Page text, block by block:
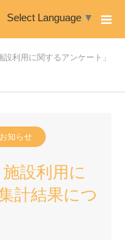
Select Language ▼
利用に関するアンケート」
知らせ
設利用に
計結果につ